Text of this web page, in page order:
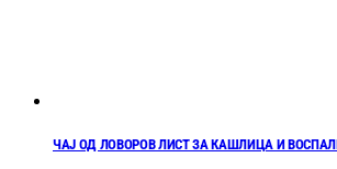
ЧАЈ ОД ЛОВОРОВ ЛИСТ ЗА КАШЛИЦА И